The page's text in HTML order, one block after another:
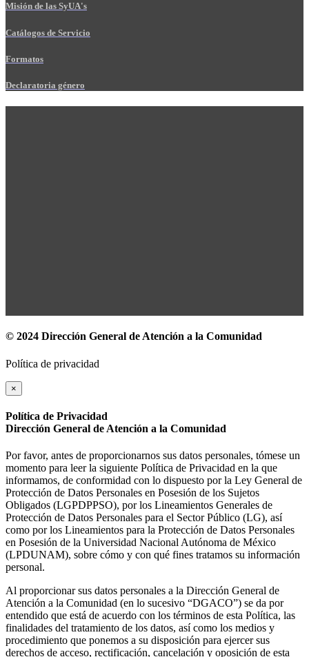
Misión de las SyUA's
Catálogos de Servicio
Formatos
Declaratoria género
© 2024 Dirección General de Atención a la Comunidad
Política de privacidad
×
Política de Privacidad
Dirección General de Atención a la Comunidad
Por favor, antes de proporcionarnos sus datos personales, tómese un
momento para leer la siguiente Política de Privacidad en la que
informamos, de conformidad con lo dispuesto por la Ley General de
Protección de Datos Personales en Posesión de los Sujetos
Obligados (LGPDPPSO), por los Lineamientos Generales de
Protección de Datos Personales para el Sector Público (LG), así
como por los Lineamientos para la Protección de Datos Personales
en Posesión de la Universidad Nacional Autónoma de México
(LPDUNAM), sobre cómo y con qué fines tratamos su información
personal.
Al proporcionar sus datos personales a la Dirección General de
Atención a la Comunidad (en lo sucesivo “DGACO”) se da por
entendido que está de acuerdo con los términos de esta Política, las
finalidades del tratamiento de los datos, así como los medios y
procedimiento que ponemos a su disposición para ejercer sus
derechos de acceso, rectificación, cancelación y oposición de esta